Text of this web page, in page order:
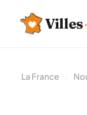
Villes·
La France